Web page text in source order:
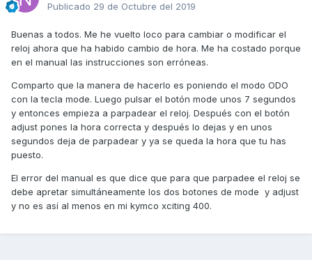
Publicado 29 de Octubre del 2019
Buenas a todos. Me he vuelto loco para cambiar o modificar el
reloj ahora que ha habido cambio de hora. Me ha costado porque
en el manual las instrucciones son erróneas.
Comparto que la manera de hacerlo es poniendo el modo ODO
con la tecla mode. Luego pulsar el botón mode unos 7 segundos
y entonces empieza a parpadear el reloj. Después con el botón
adjust pones la hora correcta y después lo dejas y en unos
segundos deja de parpadear y ya se queda la hora que tu has
puesto.
El error del manual es que dice que para que parpadee el reloj se
debe apretar simultáneamente los dos botones de mode y adjust
y no es así al menos en mi kymco xciting 400.